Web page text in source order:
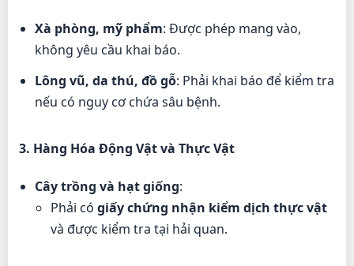
Xà phòng, mỹ phẩm: Được phép mang vào,
không yêu cầu khai báo.
Lông vũ, da thú, đồ gỗ: Phải khai báo để kiểm tra
nếu có nguy cơ chứa sâu bệnh.
3. Hàng Hóa Động Vật và Thực Vật
Cây trồng và hạt giống:
Phải có giấy chứng nhận kiểm dịch thực vật
và được kiểm tra tại hải quan.